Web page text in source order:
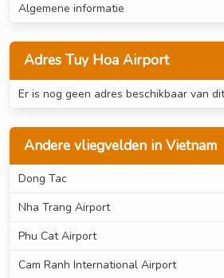
Algemene informatie
Adres Tuy Hoa Airport
Er is nog geen adres beschikbaar van
Andere vliegvelden in Vietnam
Dong Tac
Nha Trang Airport
Phu Cat Airport
Cam Ranh International Airport